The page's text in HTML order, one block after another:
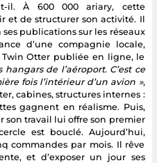
il. À 600 000 ariary, cette
et de structurer son activité. Il
publications sur les réseaux
d’une compagnie locale,
Otter publiée en ligne, le
hangars de l’aéroport. C’est ce
fois l’intérieur d’un avion »,
cabines, structures internes :
gagnent en réalisme. Puis,
son travail lui offre son premier
est bouclé. Aujourd’hui,
commandes par mois. Il rêve
et d’exposer un jour ses